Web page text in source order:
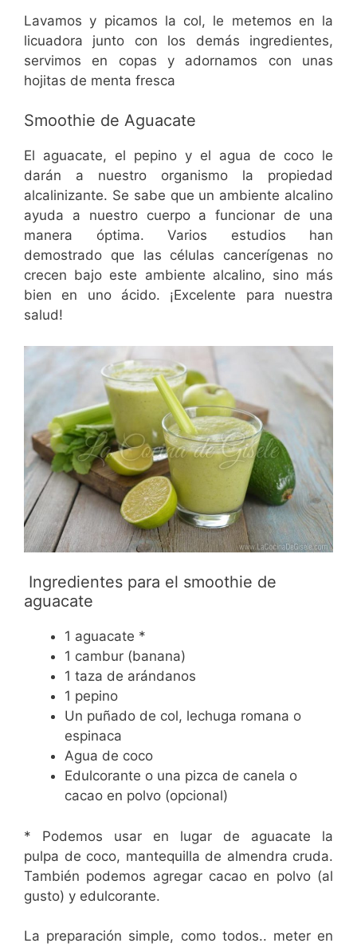
Lavamos y picamos la col, le metemos en la
licuadora junto con los demás ingredientes,
servimos en copas y adornamos con unas
hojitas de menta fresca
Smoothie de Aguacate
El aguacate, el pepino y el agua de coco le
darán a nuestro organismo la propiedad
alcalinizante. Se sabe que un ambiente alcalino
ayuda a nuestro cuerpo a funcionar de una
manera óptima. Varios estudios han
demostrado que las células cancerígenas no
crecen bajo este ambiente alcalino, sino más
bien en uno ácido. ¡Excelente para nuestra
salud!
Ingredientes para el smoothie de
aguacate
1 aguacate *
1 cambur (banana)
1 taza de arándanos
1 pepino
Un puñado de col, lechuga romana o
espinaca
Agua de coco
Edulcorante o una pizca de canela o
cacao en polvo (opcional)
* Podemos usar en lugar de aguacate la
pulpa de coco, mantequilla de almendra cruda.
También podemos agregar cacao en polvo (al
gusto) y edulcorante.
La preparación simple, como todos.. meter en